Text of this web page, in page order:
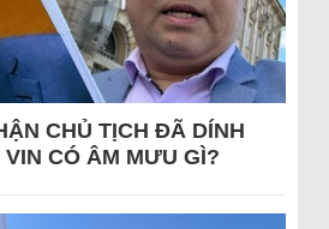
CHỦ TỊCH ĐÃ DÍNH
CÓ ÂM MƯU GÌ?